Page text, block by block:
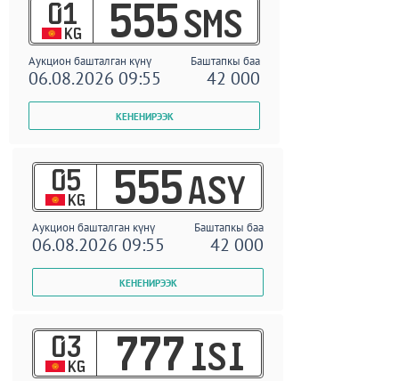
01
KG 555 SMS
Аукцион башталган күнү Баштапкы баа
06.08.2026 09:55 42 000
05
KG 555 ASY
Аукцион башталган күнү Баштапкы баа
06.08.2026 09:55 42 000
03
KG 777 ISI